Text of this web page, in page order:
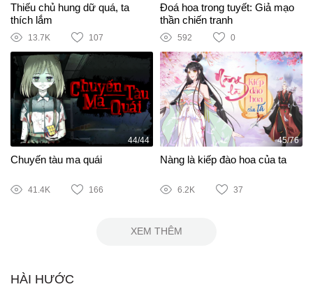
Thiếu chủ hung dữ quá, ta
thích lắm
13.7K 107
Đoá hoa trong tuyết: Giả mạo
thần chiến tranh
592 0
44/44
Chuyến tàu ma quái
41.4K 166
45/76
Nàng là kiếp đào hoa của ta
6.2K 37
XEM THÊM
HÀI HƯỚC